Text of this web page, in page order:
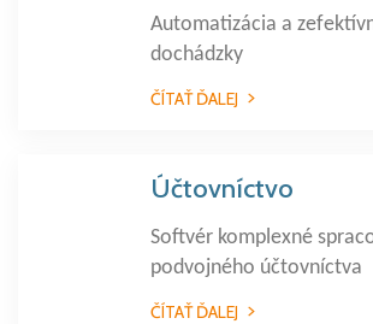
Automatizácia a
dochádzky
ČÍTAŤ ĎALEJ
Účtovníctvo
Softvér komplexné
podvojného účtovníctva
ČÍTAŤ ĎALEJ